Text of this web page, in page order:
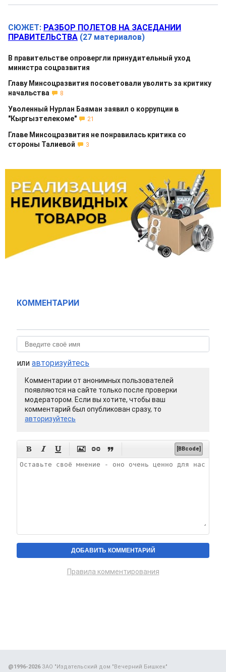
СЮЖЕТ: РАЗБОР ПОЛЕТОВ НА ЗАСЕДАНИИ
ПРАВИТЕЛЬСТВА (27 материалов)
В правительстве опровергли принудительный уход
министра соцразвития
Главу Минсоцразвития посоветовали уволить за критику
начальства
8
Уволенный Нурлан Баяман заявил о коррупции в
"Кыргызтелекоме"
21
Главе Минсоцразвития не понравилась критика со
стороны Талиевой
3
КОММЕНТАРИИ
или авторизуйтесь
Комментарии от анонимных пользователей
появляются на сайте только после проверки
модератором. Если вы хотите, чтобы ваш
комментарий был опубликован сразу, то
авторизуйтесь
      [BBcode]
Правила комментирования
@1996-2026ЗАО "Издательский дом "Вечерний Бишкек"